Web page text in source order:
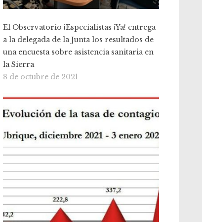
El Observatorio ¡Especialistas ¡Ya! entrega
a la delegada de la Junta los resultados de
una encuesta sobre asistencia sanitaria en
la Sierra
8 de octubre de 2021